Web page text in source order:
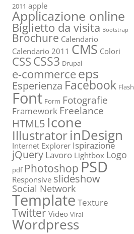
2011 apple
Applicazione online
Biglietto da visita Bootstrap
Brochure Calendario
Calendario 2011 CMS Colori
CSSCSS3 Drupal
e-commerceeps
Esperienza Facebook Flash
Font Form Fotografie
Framework Freelance
HTML5 Icone
IllustratorinDesign
Internet Explorer Ispirazione
jQuery Lavoro Lightbox Logo
pdf PhotoshopPSD
Responsive slideshow
Social Network
Template Texture
TwitterVideo Viral
Wordpress